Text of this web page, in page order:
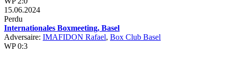
15.06.2024
Perdu
Internationales Boxmeeting, Basel
Adversaire: IMAFIDON Rafael, Box Club Basel
WP 0:3